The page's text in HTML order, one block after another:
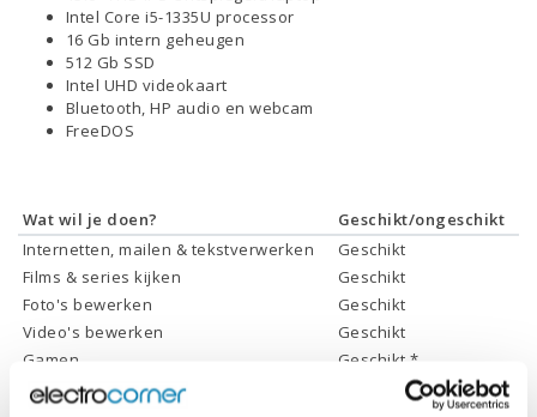
Intel Core i5-1335U processor
16 Gb intern geheugen
512 Gb SSD
Intel UHD videokaart
Bluetooth, HP audio en webcam
FreeDOS
Wat wil je doen?
Geschikt/ongeschikt
Internetten, mailen & tekstverwerken
Geschikt
Films & series kijken
Geschikt
Foto's bewerken
Geschikt
Video's bewerken
Geschikt
Gamen
Geschikt *
* Systeemvereisten zijn sterk afhankelijk van de games die u wilt spelen,